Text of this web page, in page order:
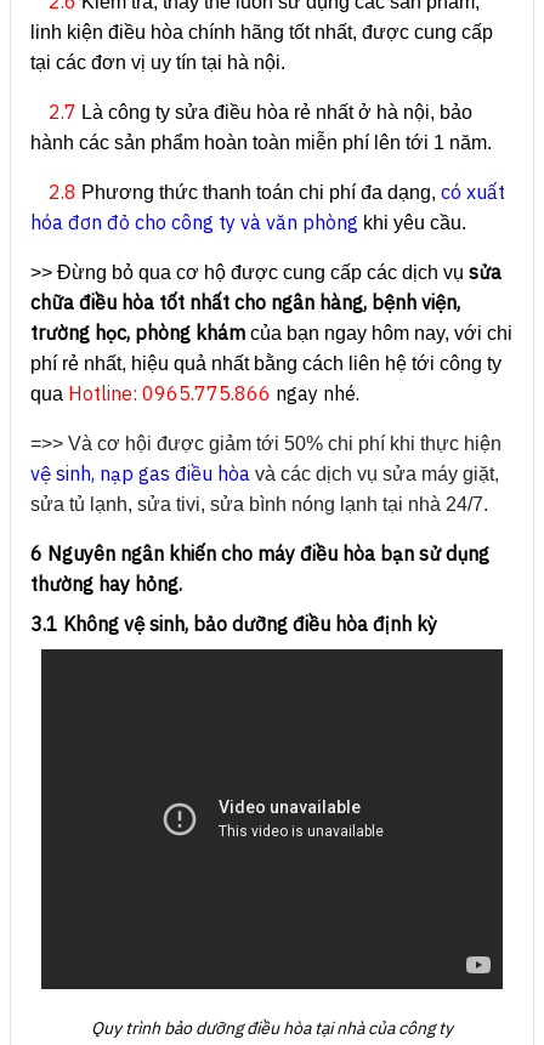
linh kiện điều hòa chính hãng tốt nhất, được cung cấp
tại các đơn vị uy tín tại hà nội.
2.7 Là công ty sửa điều hòa rẻ nhất ở hà nội, bảo
hành các sản phẩm hoàn toàn miễn phí lên tới 1 năm.
2.8 Phương thức thanh toán chi phí đa dạng, có xuất
hóa đơn đỏ cho công ty và văn phòng khi yêu cầu.
>> Đừng bỏ qua cơ hộ được cung cấp các dịch vụ sửa
chữa điều hòa tốt nhất cho ngân hàng, bệnh viện,
trường học, phòng khám của bạn ngay hôm nay, với chi
phí rẻ nhất, hiệu quả nhất bằng cách liên hệ tới công ty
qua Hotline: 0965.775.866 ngay nhé.
=>> Và cơ hội được giảm tới 50% chi phí khi thực hiện
vệ sinh, nạp gas điều hòa và các dịch vụ sửa máy giặt,
sửa tủ lạnh, sửa tivi, sửa bình nóng lạnh tại nhà 24/7.
6 Nguyên ngân khiến cho máy điều hòa bạn sử dụng
thường hay hỏng.
3.1 Không vệ sinh, bảo dưỡng điều hòa định kỳ
Quy trình bảo dưỡng điều hòa tại nhà của công ty